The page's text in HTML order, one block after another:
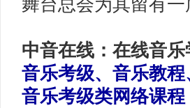
舞台总会为其留有一
中音在线：在线音乐
音乐考级、音乐教
音乐考级类网络课程